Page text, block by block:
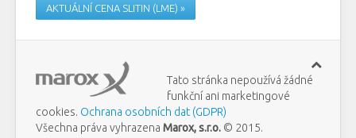
AKTUÁLNÍ CENA SLITIN (LME) »
Tato stránka nepoužívá žádné
funkční ani marketingové
cookies. Ochrana osobních dat (GDPR)
Všechna práva vyhrazena Marox, s.r.o. © 2015.